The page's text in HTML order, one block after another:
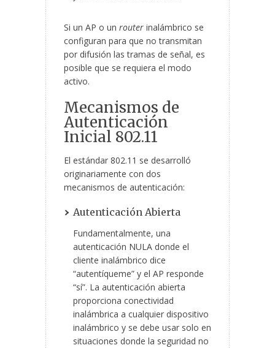
Si un AP o un router inalámbrico se
configuran para que no transmitan
por difusión las tramas de señal, es
posible que se requiera el modo
activo.
Mecanismos de
Autenticación
Inicial 802.11
El estándar 802.11 se desarrolló
originariamente con dos
mecanismos de autenticación:
Autenticación Abierta
Fundamentalmente, una
autenticación NULA donde el
cliente inalámbrico dice
“autentíqueme” y el AP responde
“sí”. La autenticación abierta
proporciona conectividad
inalámbrica a cualquier dispositivo
inalámbrico y se debe usar solo en
situaciones donde la seguridad no